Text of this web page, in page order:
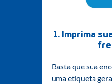
1. Imprima
Basta que sua
uma etiqueta